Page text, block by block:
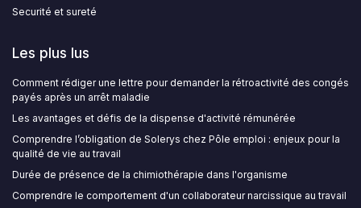
Securité et sureté
Les plus lus
Comment rédiger une lettre pour demander la rétroactivité des congés
payés après un arrêt maladie
Les avantages et défis de la dispense d'activité rémunérée
Comprendre l’obligation de Solerys chez Pôle emploi : enjeux pour la
qualité de vie au travail
Durée de présence de la chimiothérapie dans l'organisme
Comprendre le comportement d'un collaborateur narcissique au travail